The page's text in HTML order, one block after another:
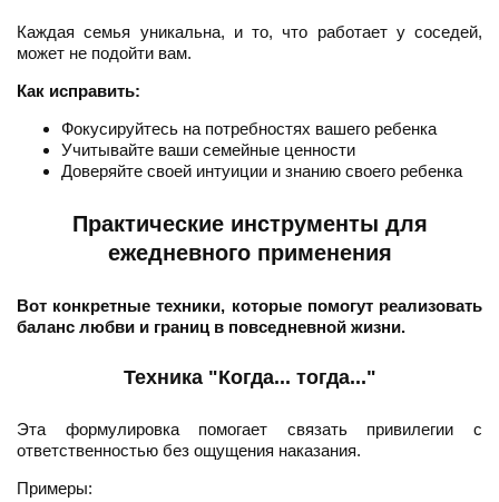
Каждая семья уникальна, и то, что работает у соседей,
может не подойти вам.
Как исправить:
Фокусируйтесь на потребностях вашего ребенка
Учитывайте ваши семейные ценности
Доверяйте своей интуиции и знанию своего ребенка
Практические инструменты для
ежедневного применения
Вот конкретные техники, которые помогут реализовать
баланс любви и границ в повседневной жизни.
Техника "Когда... тогда..."
Эта формулировка помогает связать привилегии с
ответственностью без ощущения наказания.
Примеры: